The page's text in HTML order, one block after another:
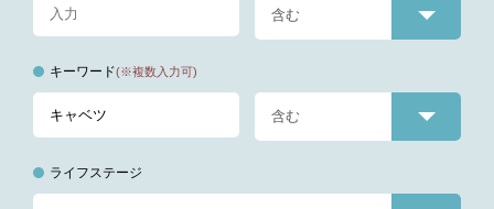
キーワード(※複数入力可)
ライフステージ